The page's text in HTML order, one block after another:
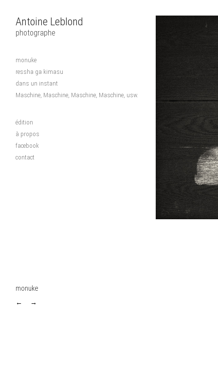
Antoine Leblond
photographe
monuke
ressha ga kimasu
dans un instant
Maschine, Maschine, Maschine, Maschine, usw.
édition
à propos
facebook
contact
monuke
←
→